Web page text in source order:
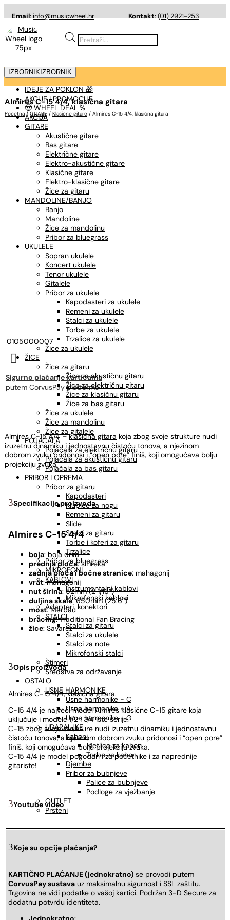
Email:info@musicwheel.hr Kontakt:(01) 2921-253
Products
search
IZBORNIK IZBORNIK
IDEJE ZA POKLON 🎁
AKCIJE I PROMOCIJE
🤠 WHEEL DEAL %
AKCIJA
GITARE
Akustične gitare
Bas gitare
Električne gitare
Elektro-akustične gitare
Klasične gitare
Elektro-klasične gitare
Žice za gitaru
MANDOLINE/BANJO
Banjo
Mandoline
Žice za mandolinu
Pribor za bluegrass
UKULELE
Sopran ukulele
Koncert ukulele
Tenor ukulele
Gitalele
Pribor za ukulele
Kapodasteri za ukulele
Remeni za ukulele
Stalci za ukulele
Torbe za ukulele
Trzalice za ukulele
Žice za ukulele
ŽICE
Žice za gitaru
Žice za akustičnu gitaru
Žice za električnu gitaru
Žice za klasičnu gitaru
Žice za bas gitaru
Žice za ukulele
Žice za mandolinu
Žice za gitalele
POJAČALA
Pojačala za električnu gitaru
Pojačala za akustičnu gitaru
Pojačala za bas gitaru
PRIBOR I OPREMA
Pribor za gitaru
Kapodasteri
Klupice za nogu
Remeni za gitaru
Slide
Stalci za gitaru
Torbe i koferi za gitaru
Trzalice
Pribor za bluegrass
MIKROFONI
KABLOVI
Instrumentalni kablovi
Mikrofonski kablovi
Adapteri, konektori
STALCI
Stalci za gitaru
Stalci za ukulele
Stalci za note
Mikrofonski stalci
Štimeri
Sredstva za održavanje
OSTALO
USNE HARMONIKE
Usne harmonike - C
Usne harmonike - A
Usne harmonike - G
UDARALJKE
Kahoni
Metlice za kahon
Torbe za kahon
Djembe
Pribor za bubnjeve
Palice za bubnjeve
Podloge za vježbanje
OUTLET
Prsteni
Almires C-15 4/4, klasična gitara
Početna / GITARE / Klasične gitare / Almires C-15 4/4, klasična gitara
0105000007

Sigurno plaćanje karticama
putem CorvusPay platforme
Almires C-15 4/4 –klasična gitara koja zbog svoje strukture nudi
izuzetnu dinamiku i jednostavnu čistoću tonova, a njezinom
dobrom zvuku pridonosi i “open pore” finiš, koji omogućava bolju
projekciju zvuka.
Specifikacije proizvoda
Almires C-15 4/4
boja: boja drva
prednja ploča: smreka
zadnja ploča i bočne stranice: mahagonij
vrat: mahagonij
nut širina: 52mm (2 1/16″)
duljina skale: 650mm (25.6″)
most: Merbau
bracing: Traditional Fan Bracing
žice: Savarez
Opis proizvoda
Almires C-15 4/4,klasična gitara.
C-15 4/4 je najveći model Almires klasične C-15 gitare koja
uključuje i modele 1/2 i 3/4 iste serije.
C-15 zbog svoje strukture nudi izuzetnu dinamiku i jednostavnu
čistoću tonova, a njezinom dobrom zvuku pridonosi i “open pore”
finiš, koji omogućava bolju projekciju zvuka.
C-15 4/4 je model pogodan i za početnike i za naprednije
gitariste!
Youtube video
Koje su opcije plaćanja?
KARTIČNO PLAĆANJE (jednokratno) se provodi putem
CorvusPay sustava uz maksimalnu sigurnost i SSL zaštitu.
Trgovina ne vidi podatke o vašoj kartici. Podržan 3-D Secure za
dodatnu potvrdu identiteta.